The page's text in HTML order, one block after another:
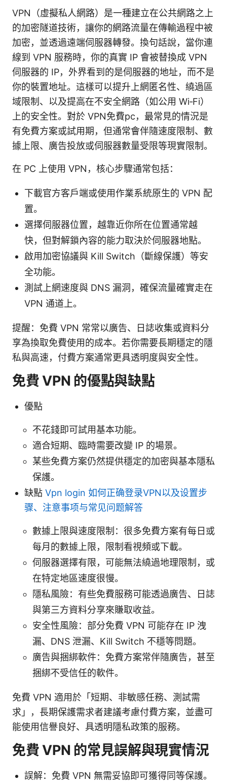
VPN（虛擬私人網路）是一種建立在公共網路之上
的加密隧道技術，讓你的網路流量在傳輸過程中被
加密，並透過遠端伺服器轉發。換句話說，當你連
線到 VPN 服務時，你的真實 IP 會被替換成 VPN
伺服器的 IP，外界看到的是伺服器的地址，而不是
你的裝置地址。這樣可以提升上網匿名性、繞過區
域限制、以及提高在不安全網路（如公用 Wi‑Fi）
上的安全性。對於 VPN免費pc，最常見的情況是
有免費方案或試用期，但通常會伴隨速度限制、數
據上限、廣告投放或伺服器數量受限等現實限制。
在 PC 上使用 VPN，核心步驟通常包括：
下載官方客戶端或使用作業系統原生的 VPN 配
置。
選擇伺服器位置，越靠近你所在位置通常越
快，但對解鎖內容的能力取決於伺服器地點。
啟用加密協議與 Kill Switch（斷線保護）等安
全功能。
測試上網速度與 DNS 漏洞，確保流量確實走在
VPN 通道上。
提醒：免費 VPN 常常以廣告、日誌收集或資料分
享為換取免費使用的成本。若你需要長期穩定的隱
私與高速，付費方案通常更具透明度與安全性。
免費 VPN 的優點與缺點
優點
不花錢即可試用基本功能。
適合短期、臨時需要改變 IP 的場景。
某些免費方案仍然提供穩定的加密與基本隱私
保護。
缺點 Vpn login 如何正确登录VPN以及设置步
骤、注意事项与常见问题解答
數據上限與速度限制：很多免費方案有每日或
每月的數據上限，限制看視頻或下載。
伺服器選擇有限，可能無法繞過地理限制，或
在特定地區速度很慢。
隱私風險：有些免費服務可能透過廣告、日誌
與第三方資料分享來賺取收益。
安全性風險：部分免費 VPN 可能存在 IP 洩
漏、DNS 泄漏、Kill Switch 不穩等問題。
廣告與捆綁軟件：免費方案常伴隨廣告，甚至
捆綁不受信任的軟件。
免費 VPN 適用於「短期、非敏感任務、測試需
求」，長期保護需求者建議考慮付費方案，並盡可
能使用信譽良好、具透明隱私政策的服務。
免費 VPN 的常見誤解與現實情況
誤解：免費 VPN 無需妥協即可獲得同等保護。